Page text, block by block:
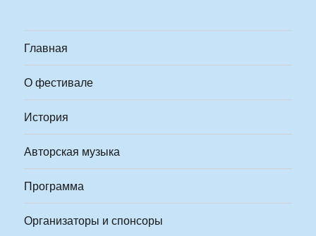
Главная
О фестивале
История
Авторская музыка
Программа
Организаторы и спонсоры